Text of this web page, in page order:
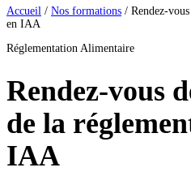
Accueil / Nos formations / Rendez-
en IAA
Réglementation Alimentaire
Rendez-vous
de la
IAA